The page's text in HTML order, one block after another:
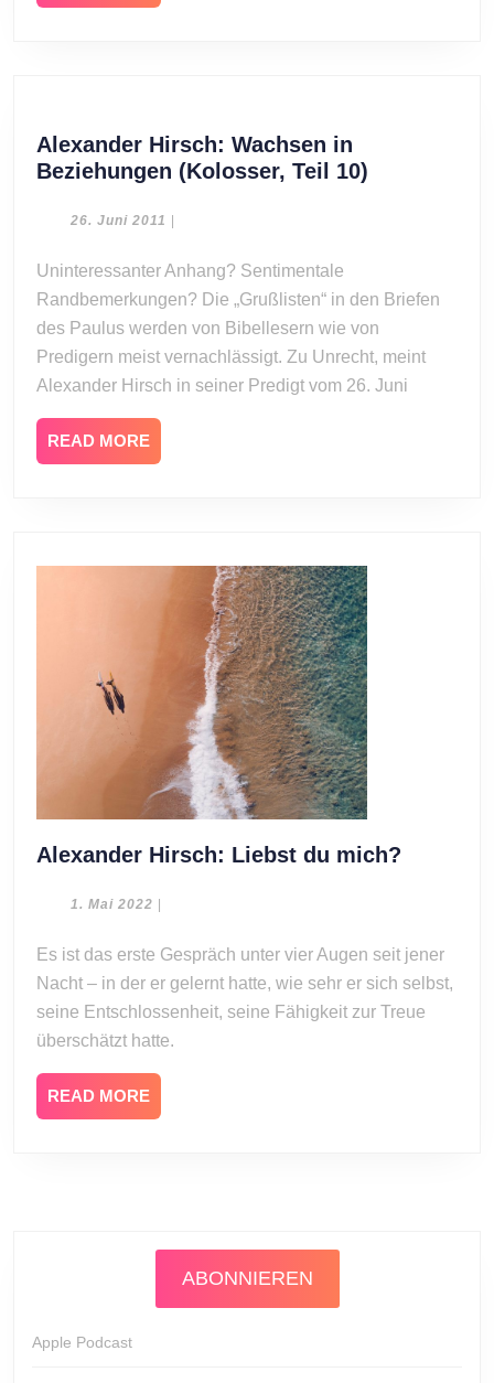
MORE
Alexander Hirsch: Wachsen in
Beziehungen (Kolosser, Teil 10)
(Kolosser,
Teil
10)
26. Juni 2011 26.
|
Uninteressanter Anhang? Sentimentale
Randbemerkungen? Die „Grußlisten“ in den Briefen
des Paulus werden von Bibellesern wie von
Predigern meist vernachlässigt. Zu Unrecht, meint
Alexander Hirsch in seiner Predigt vom 26. Juni
READ MORE
MORE
Alexander Hirsch: Liebst du mich?
mich?
1. Mai 2022 1.|
Es ist das erste Gespräch unter vier Augen seit jener
Nacht – in der er gelernt hatte, wie sehr er sich selbst,
seine Entschlossenheit, seine Fähigkeit zur Treue
überschätzt hatte.
READ MORE
MORE
ABONNIEREN
Apple Podcast